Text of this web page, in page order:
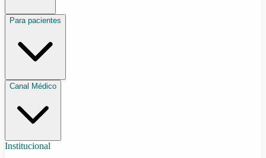
Para pacientes
Canal Médico
Institucional